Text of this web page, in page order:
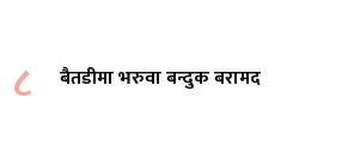
८ बैतडीमा भरुवा बन्दुक बरामद